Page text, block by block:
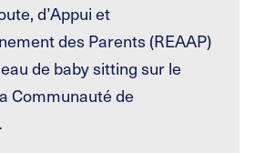
d’Appui et
des Parents (REAAP)
de baby sitting sur le
Communauté de